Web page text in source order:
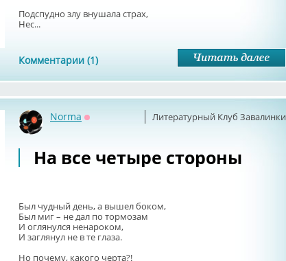
Подспудно злу внушала страх,
Нес...
Комментарии (1)
Литературный Клуб Завалинки
Norma
На все четыре стороны
Был чудный день, а вышел боком,
Был миг – не дал по тормозам
И оглянулся ненароком,
И заглянул не в те глаза.
Но почему, какого черта?!